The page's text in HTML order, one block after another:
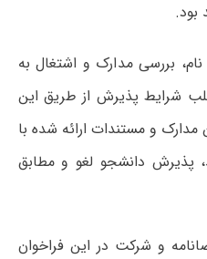
بود.
بررسی مدارک و اشتغال به
شرایط پذیرش از طریق این
مدارک و مستندات ارائه شده با
پذیرش دانشجو لغو و مطابق
و شرکت در این فراخوان